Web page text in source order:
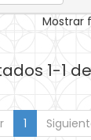
Mostrar
1-1 de
1